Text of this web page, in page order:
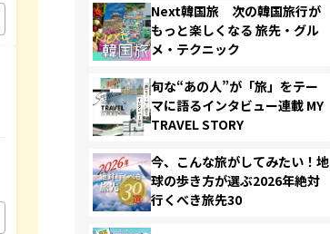
Next韓国旅 次の韓国旅行が
もっと楽しくなる 旅先・グル
メ・テクニック
旬な“あの人”が「旅」をテー
マに語るインタビュー連載 MY
TRAVEL STORY
今、こんな旅がしてみたい！地
球の歩き方が選ぶ2026年絶対
行くべき旅先30